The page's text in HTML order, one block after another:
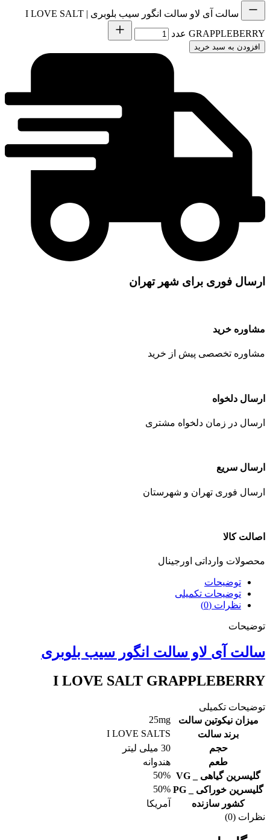
سالت آی لاو سالت انگور سیب بلوبری | I LOVE SALT
GRAPPLEBERRY عدد
افزودن به سبد خرید
ارسال فوری برای شهر تهران
مشاوره خرید
مشاوره تخصصی پیش از خرید
ارسال دلخواه
ارسال در زمان دلخواه مشتری
ارسال سریع
ارسال فوری تهران و شهرستان
اصالت کالا
محصولات وارداتی اورجینال
توضیحات
توضیحات تکمیلی
نظرات (0)
توضیحات
سالت آی لاو سالت انگور سیب بلوبری
I LOVE SALT GRAPPLEBERRY
توضیحات تکمیلی
میزان نیکوتین سالت
25mg
برند سالت
I LOVE SALTS
حجم
30 میلی لیتر
طعم
هندوانه
گلیسرین گیاهی _ VG
50%
گلیسرین خوراکی _ PG
50%
کشور سازنده
آمریکا
نظرات (0)